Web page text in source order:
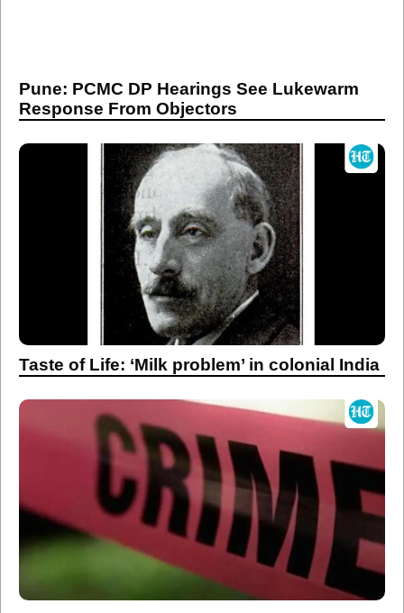
Pune: PCMC DP Hearings See Lukewarm
Response From Objectors
Taste of Life: ‘Milk problem’ in colonial India